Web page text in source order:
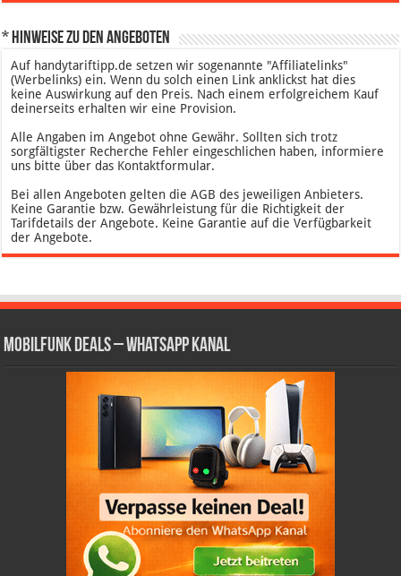
* Hinweise zu den Angeboten
Auf handytariftipp.de setzen wir sogenannte "Affiliatelinks"
(Werbelinks) ein. Wenn du solch einen Link anklickst hat dies
keine Auswirkung auf den Preis. Nach einem erfolgreichem Kauf
deinerseits erhalten wir eine Provision.
Alle Angaben im Angebot ohne Gewähr. Sollten sich trotz
sorgfältigster Recherche Fehler eingeschlichen haben, informiere
uns bitte über das Kontaktformular.
Bei allen Angeboten gelten die AGB des jeweiligen Anbieters.
Keine Garantie bzw. Gewährleistung für die Richtigkeit der
Tarifdetails der Angebote. Keine Garantie auf die Verfügbarkeit
der Angebote.
Mobilfunk Deals – WhatsApp Kanal